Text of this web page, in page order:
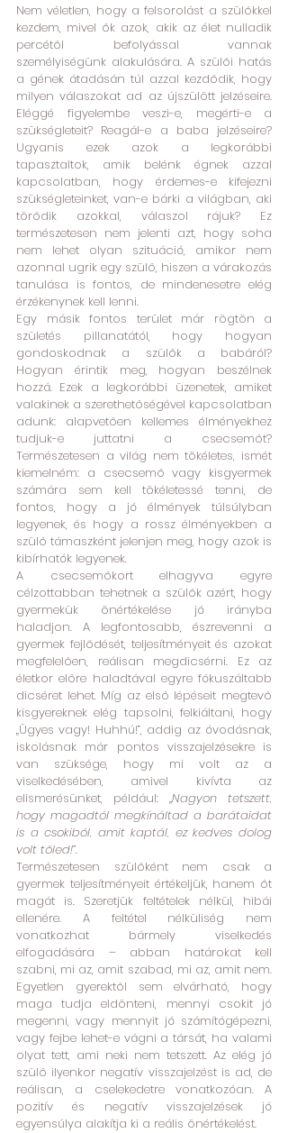
Nem véletlen, hogy a felsorolást a szülőkkel
kezdem, mivel ők azok, akik az élet nulladik
percétől befolyással vannak
személyiségünk alakulására. A szülői hatás
a gének átadásán túl azzal kezdődik, hogy
milyen válaszokat ad az újszülött jelzéseire.
Eléggé figyelembe veszi-e, megérti-e a
szükségleteit? Reagál-e a baba jelzéseire?
Ugyanis ezek azok a legkorábbi
tapasztaltok, amik belénk égnek azzal
kapcsolatban, hogy érdemes-e kifejezni
szükségleteinket, van-e bárki a világban, aki
törődik azokkal, válaszol rájuk? Ez
természetesen nem jelenti azt, hogy soha
nem lehet olyan szituáció, amikor nem
azonnal ugrik egy szülő, hiszen a várakozás
tanulása is fontos, de mindenesetre elég
érzékenynek kell lenni.
Egy másik fontos terület már rögtön a
születés pillanatától, hogy hogyan
gondoskodnak a szülők a babáról?
Hogyan érintik meg, hogyan beszélnek
hozzá. Ezek a legkorábbi üzenetek, amiket
valakinek a szerethetőségével kapcsolatban
adunk: alapvetően kellemes élményekhez
tudjuk-e juttatni a csecsemőt?
Természetesen a világ nem tökéletes, ismét
kiemelném: a csecsemő vagy kisgyermek
számára sem kell tökéletessé tenni, de
fontos, hogy a jó élmények túlsúlyban
legyenek, és hogy a rossz élményekben a
szülő támaszként jelenjen meg, hogy azok is
kibírhatók legyenek.
A csecsemőkort elhagyva egyre
célzottabban tehetnek a szülők azért, hogy
gyermekük önértékelése jó irányba
haladjon. A legfontosabb, észrevenni a
gyermek fejlődését, teljesítményeit és azokat
megfelelően, reálisan megdicsérni. Ez az
életkor előre haladtával egyre fókuszáltabb
dicséret lehet. Míg az első lépéseit megtevő
kisgyereknek elég tapsolni, felkiáltani, hogy
„Ügyes vagy! Huhhú!”, addig az óvodásnak,
iskolásnak már pontos visszajelzésekre is
van szüksége, hogy mi volt az a
viselkedésében, amivel kivívta az
elismerésünket, például: „Nagyon tetszett,
hogy magadtól megkínáltad a barátaidat
is a csokiból, amit kaptál, ez kedves dolog
volt tőled!”.
Természetesen szülőként nem csak a
gyermek teljesítményeit értékeljük, hanem őt
magát is. Szeretjük feltételek nélkül, hibái
ellenére. A feltétel nélküliség nem
vonatkozhat bármely viselkedés
elfogadására – abban határokat kell
szabni, mi az, amit szabad, mi az, amit nem.
Egyetlen gyerektől sem elvárható, hogy
maga tudja eldönteni, mennyi csokit jó
megenni, vagy mennyit jó számítógépezni,
vagy fejbe lehet-e vágni a társát, ha valami
olyat tett, ami neki nem tetszett. Az elég jó
szülő ilyenkor negatív visszajelzést is ad, de
reálisan, a cselekedetre vonatkozóan. A
pozitív és negatív visszajelzések jó
egyensúlya alakítja ki a reális önértékelést.